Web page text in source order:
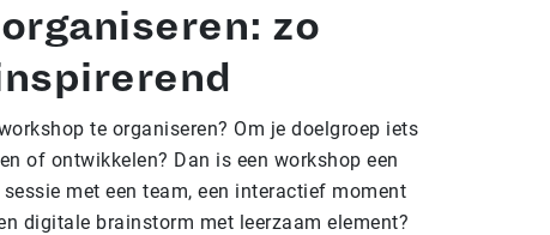
zo
te organiseren? Om je doelgroep iets
of ontwikkelen? Dan is een workshop een
met een team, een interactief moment
digitale brainstorm met leerzaam element?